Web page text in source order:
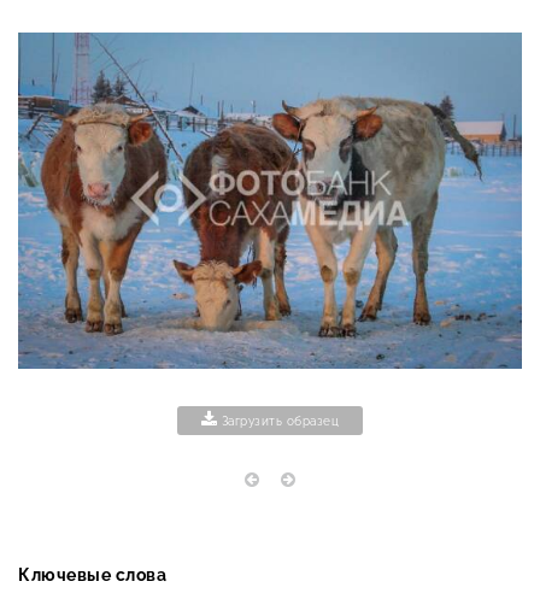
Загрузить образец
Ключевые слова